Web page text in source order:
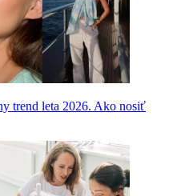
trend leta 2026. Ako nosiť